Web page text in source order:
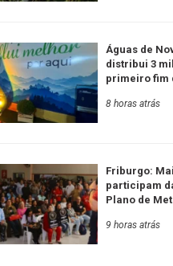
Águas de
distribui 3
primeiro fim
8 horas atrás
Friburgo:
participam
Plano de
9 horas atrás